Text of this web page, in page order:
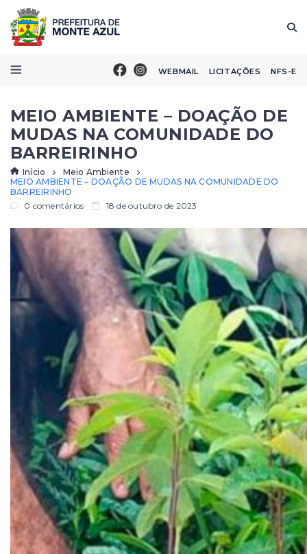
WEBMAIL LICITAÇÕES NFS-E
MEIO AMBIENTE – DOAÇÃO DE
MUDAS NA COMUNIDADE DO
BARREIRINHO
Início
Meio Ambiente
MEIO AMBIENTE – DOAÇÃO DE MUDAS NA COMUNIDADE DO
BARREIRINHO
0 comentários
18 de outubro de 2023